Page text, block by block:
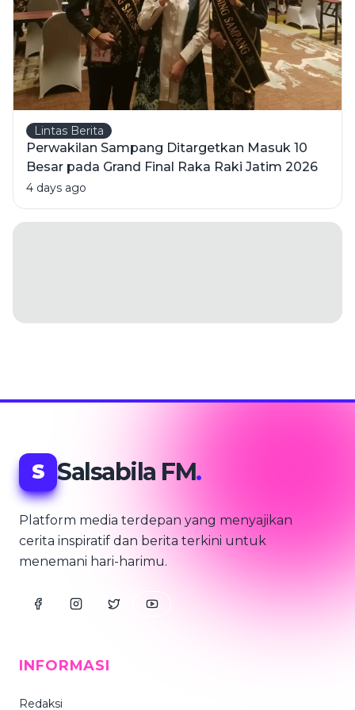
Lintas Berita
Perwakilan Sampang Ditargetkan Masuk 10
Besar pada Grand Final Raka Raki Jatim 2026
4 days ago
S Salsabila FM.
Platform media terdepan yang menyajikan
cerita inspiratif dan berita terkini untuk
menemani hari-harimu.
INFORMASI
Redaksi